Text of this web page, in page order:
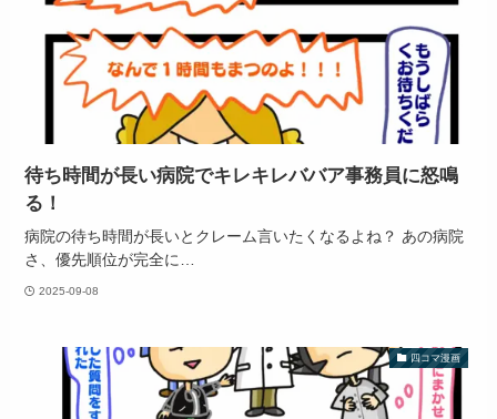
待ち時間が長い病院でキレキレババア事務員に怒鳴
る！
病院の待ち時間が長いとクレーム言いたくなるよね？ あの病院
さ、優先順位が完全に…
2025-09-08
四コマ漫画